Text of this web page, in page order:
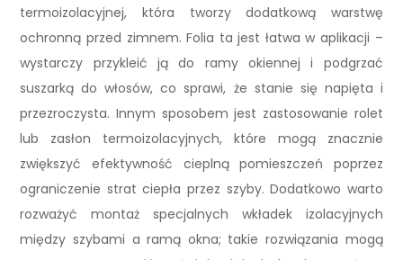
termoizolacyjnej, która tworzy dodatkową warstwę
ochronną przed zimnem. Folia ta jest łatwa w aplikacji –
wystarczy przykleić ją do ramy okiennej i podgrzać
suszarką do włosów, co sprawi, że stanie się napięta i
przezroczysta. Innym sposobem jest zastosowanie rolet
lub zasłon termoizolacyjnych, które mogą znacznie
zwiększyć efektywność cieplną pomieszczeń poprzez
ograniczenie strat ciepła przez szyby. Dodatkowo warto
rozważyć montaż specjalnych wkładek izolacyjnych
między szybami a ramą okna; takie rozwiązania mogą